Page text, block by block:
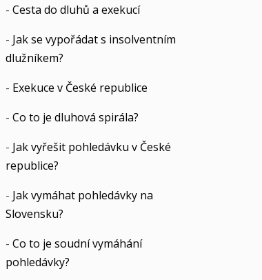
- Cesta do dluhů a exekucí
- Jak se vypořádat s insolventním
dlužníkem?
- Exekuce v České republice
- Co to je dluhová spirála?
- Jak vyřešit pohledávku v České
republice?
- Jak vymáhat pohledávky na
Slovensku?
- Co to je soudní vymáhání
pohledávky?